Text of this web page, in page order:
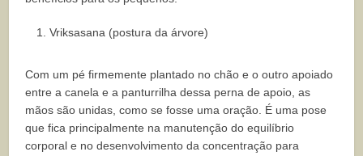
Vriksasana (postura da árvore)
Com um pé firmemente plantado no chão e o outro apoiado
entre a canela e a panturrilha dessa perna de apoio, as
mãos são unidas, como se fosse uma oração. É uma pose
que fica principalmente na manutenção do equilíbrio
corporal e no desenvolvimento da concentração para